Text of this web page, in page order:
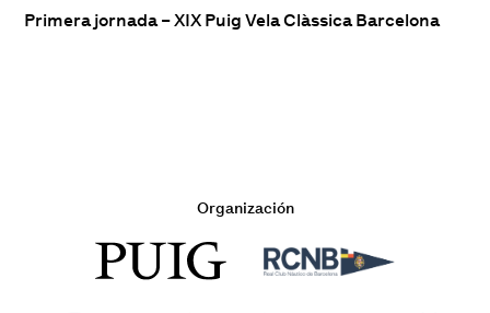
Primera jornada – XIX Puig Vela Clàssica Barcelona
Organización